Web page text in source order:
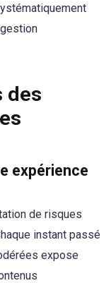
des
expérience
de risques
instant passé
expose